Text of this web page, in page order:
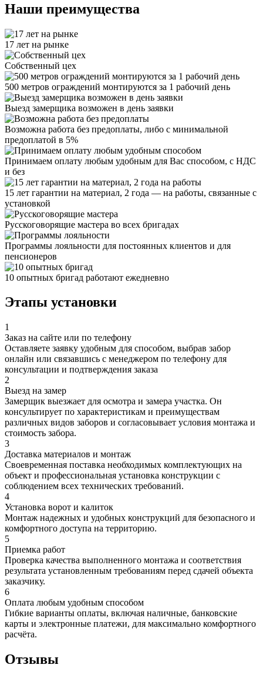
Наши преимущества
17 лет на рынке
Собственный цех
500 метров ограждений монтируются за 1 рабочий день
Выезд замерщика возможен в день заявки
Возможна работа без предоплаты, либо с минимальной
предоплатой в 5%
Принимаем оплату любым удобным для Вас способом, с НДС
и без
15 лет гарантии на материал, 2 года — на работы, связанные с
установкой
Русскоговорящие мастера во всех бригадах
Программы лояльности для постоянных клиентов и для
пенсионеров
10 опытных бригад работают ежедневно
Этапы установки
1
Заказ на сайте или по телефону
Оставляете заявку удобным для способом, выбрав забор
онлайн или связавшись с менеджером по телефону для
консультации и подтверждения заказа
2
Выезд на замер
Замерщик выезжает для осмотра и замера участка. Он
консультирует по характеристикам и преимуществам
различных видов заборов и согласовывает условия монтажа и
стоимость забора.
3
Доставка материалов и монтаж
Своевременная поставка необходимых комплектующих на
объект и профессиональная установка конструкции с
соблюдением всех технических требований.
4
Установка ворот и калиток
Монтаж надежных и удобных конструкций для безопасного и
комфортного доступа на территорию.
5
Приемка работ
Проверка качества выполненного монтажа и соответствия
результата установленным требованиям перед сдачей объекта
заказчику.
6
Оплата любым удобным способом
Гибкие варианты оплаты, включая наличные, банковские
карты и электронные платежи, для максимально комфортного
расчёта.
Отзывы